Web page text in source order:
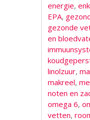
energie,
EPA,
gezonde
en
linolzuur,
makreel,
noten en
omega 6,
vetten,